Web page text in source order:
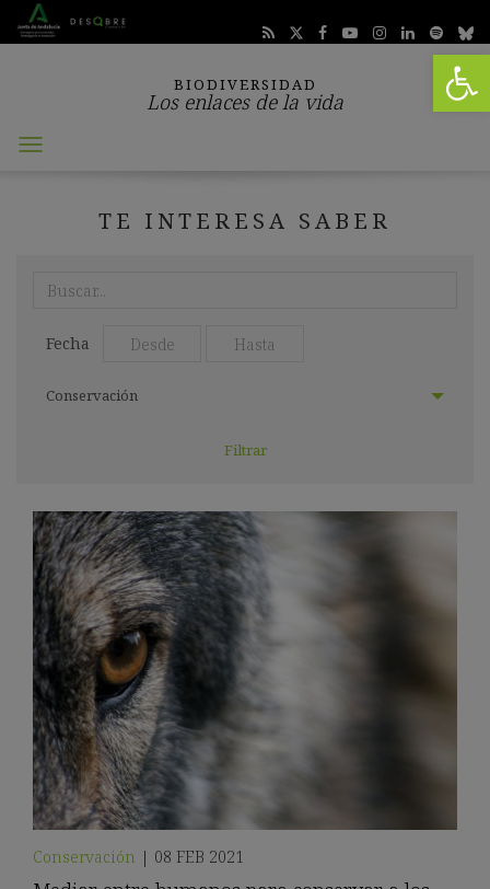
Abrir
BIODIVERSIDAD
Los enlaces de la vida
Abrir
TE INTERESA SABER
Realiza
aquí
búsqueda:
Fecha
Seleccionar
fecha
Seleccionar
fecha
Seleccionar
categoría:
Conservación
Conservación | 08 FEB 2021